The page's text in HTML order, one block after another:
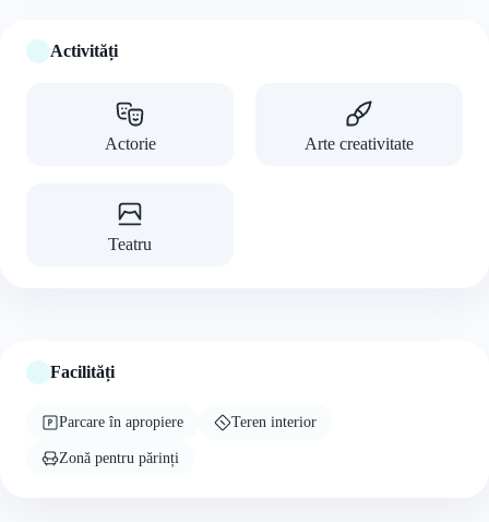
Activități
Actorie Arte creativitate
Teatru
Facilități
Parcare în apropiere Teren interior
Zonă pentru părinți